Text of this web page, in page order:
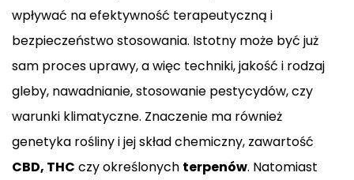
wpływać na efektywność terapeutyczną i
bezpieczeństwo stosowania. Istotny może być już
sam proces uprawy, a więc techniki, jakość i rodzaj
gleby, nawadnianie, stosowanie pestycydów, czy
warunki klimatyczne. Znaczenie ma również
genetyka rośliny i jej skład chemiczny, zawartość
CBD, THC czy określonych terpenów. Natomiast